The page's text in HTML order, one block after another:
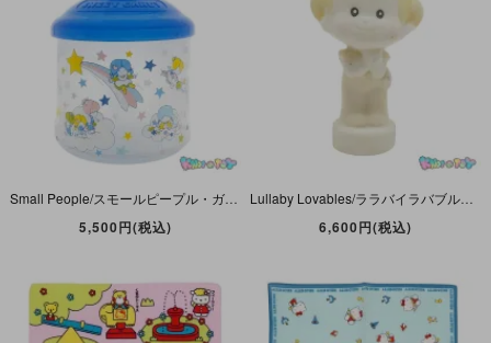
Small People/スモールピープル・ガラス製キャニスター・小物入れ・Glass Canister・SWEET CANDY・1976年
5,500円(税込) 6,600円(税込)